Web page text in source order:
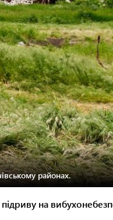
районах.
підриву на